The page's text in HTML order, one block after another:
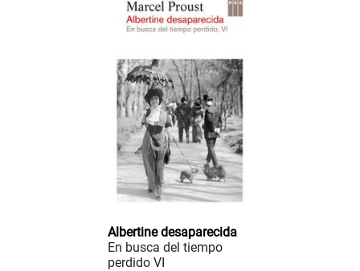
Albertine desaparecida
En busca del tiempo
perdido VI